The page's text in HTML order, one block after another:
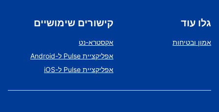
גלו עוד
אמון ובטיחות
קישורים שימושיים
אקסטרא-נט
אפליקציית Pulse ל-Android
אפליקציית Pulse ל-iOS